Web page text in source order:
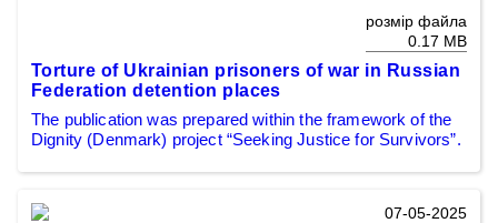
розмір файла
0.17 MB
Torture of Ukrainian prisoners of war in Russian
Federation detention places
The publication was prepared within the framework of the
Dignity (Denmark) project “Seeking Justice for Survivors”.
07-05-2025